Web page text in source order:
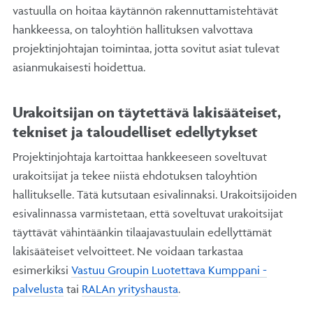
vastuulla on hoitaa käytännön rakennuttamistehtävät
hankkeessa, on taloyhtiön hallituksen valvottava
projektinjohtajan toimintaa, jotta sovitut asiat tulevat
asianmukaisesti hoidettua.
Urakoitsijan on täytettävä lakisääteiset,
tekniset ja taloudelliset edellytykset
Projektinjohtaja kartoittaa hankkeeseen soveltuvat
urakoitsijat ja tekee niistä ehdotuksen taloyhtiön
hallitukselle. Tätä kutsutaan esivalinnaksi. Urakoitsijoiden
esivalinnassa varmistetaan, että soveltuvat urakoitsijat
täyttävät vähintäänkin tilaajavastuulain edellyttämät
lakisääteiset velvoitteet. Ne voidaan tarkastaa
esimerkiksi Vastuu Groupin Luotettava Kumppani -
palvelusta tai RALAn yrityshausta.